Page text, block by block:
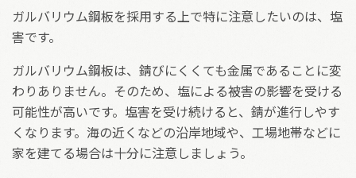
ガルバリウム鋼板を採用する上で特に注意したいのは、塩
害です。
ガルバリウム鋼板は、錆びにくくても金属であることに変
わりありません。そのため、塩による被害の影響を受ける
可能性が高いです。塩害を受け続けると、錆が進行しやす
くなります。海の近くなどの沿岸地域や、工場地帯などに
家を建てる場合は十分に注意しましょう。